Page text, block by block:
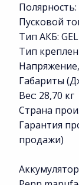
Пусковой
Тип АКБ:
Тип
Габариты
Вес: 28,70 кг
Страна
Гарантия
продажи)